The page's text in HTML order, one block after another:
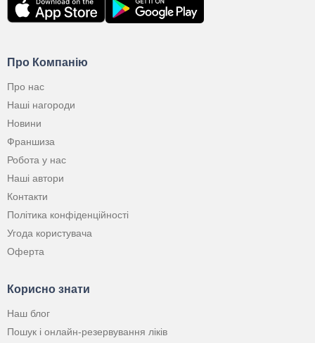
Про Компанію
Про нас
Наші нагороди
Новини
Франшиза
Робота у нас
Наші автори
Контакти
Політика конфіденційності
Угода користувача
Оферта
Корисно знати
Наш блог
Пошук і онлайн-резервування ліків